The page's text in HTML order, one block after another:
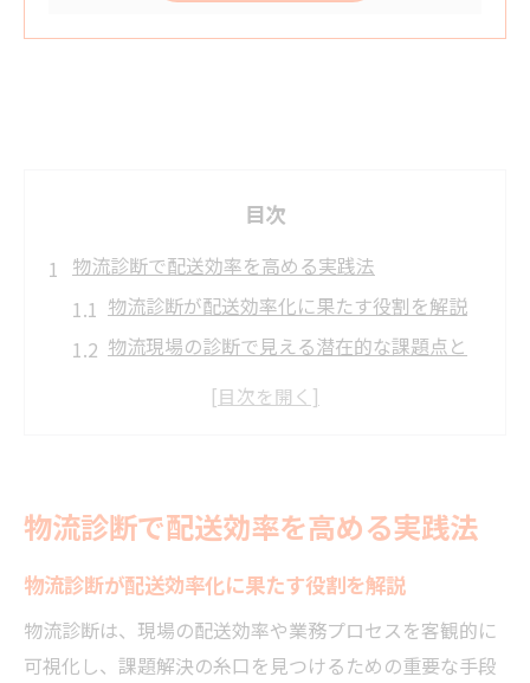
目次
物流診断で配送効率を高める実践法
物流診断が配送効率化に果たす役割を解説
物流現場の診断で見える潜在的な課題点と
秘策
綾部市・宇治田原町の物流改善ポイント
物流で地域特有の課題に向き合う実践改善
策
物流診断で配送効率を高める実践法
物流診断が配送効率化に果たす役割を解説
物流診断は、現場の配送効率や業務プロセスを客観的に
可視化し、課題解決の糸口を見つけるための重要な手段